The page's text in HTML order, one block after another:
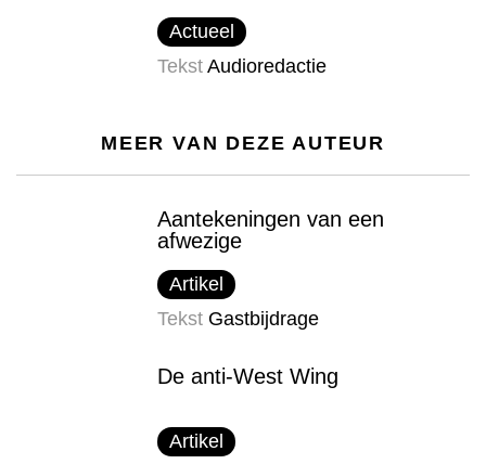
Actueel
Tekst Audioredactie
MEER VAN DEZE AUTEUR
Aantekeningen van een
afwezige
Artikel
Tekst Gastbijdrage
De anti-West Wing
Artikel